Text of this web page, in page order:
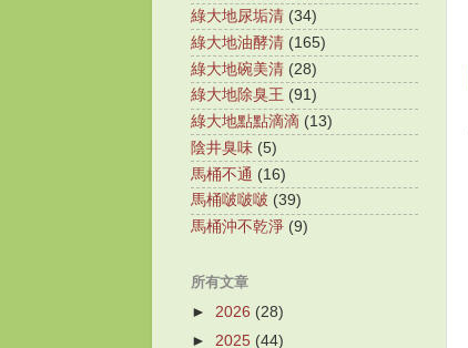
綠大地尿垢清 (34)
綠大地油酵清 (165)
綠大地碗美清 (28)
綠大地除臭王 (91)
綠大地點點滴滴 (13)
陰井臭味 (5)
馬桶不通 (16)
馬桶啵啵啵 (39)
馬桶沖不乾淨 (9)
所有文章
► 2026 (28)
► 2025 (44)